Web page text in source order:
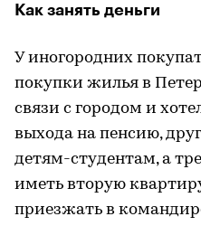
Как занять деньги
У иногородних
покупки жилья в
связи с городом и
выхода на пенсию,
детям-студентам, а
иметь вторую
приезжать в